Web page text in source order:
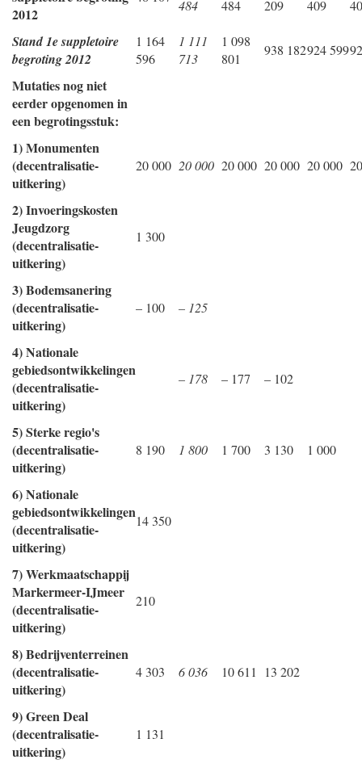
2012
484
484
209
409
Stand 1e suppletoire
begroting 2012
1 164
596
1 111
713
1 098
801
938 182924 599
Mutaties nog niet
eerder opgenomen in
een begrotingsstuk:
1) Monumenten
(decentralisatie-
uitkering)
20 000 20 000 20 000 20 000 20 000
2) Invoeringskosten
Jeugdzorg
(decentralisatie-
uitkering)
1 300
3) Bodemsanering
(decentralisatie-
uitkering)
– 100 – 125
4) Nationale
gebiedsontwikkelingen
(decentralisatie-
uitkering)
– 178 – 177 – 102
5) Sterke regio's
(decentralisatie-
uitkering)
8 190 1 800 1 700 3 130 1 000
6) Nationale
gebiedsontwikkelingen
(decentralisatie-
uitkering)
14 350
7) Werkmaatschappij
Markermeer-IJmeer
(decentralisatie-
uitkering)
210
8) Bedrijventerreinen
(decentralisatie-
uitkering)
4 303 6 036 10 611 13 202
9) Green Deal
(decentralisatie-
uitkering)
1 131